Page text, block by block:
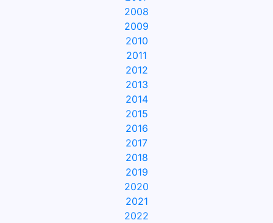
2008
2009
2010
2011
2012
2013
2014
2015
2016
2017
2018
2019
2020
2021
2022